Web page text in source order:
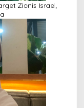
Zionis Israel,